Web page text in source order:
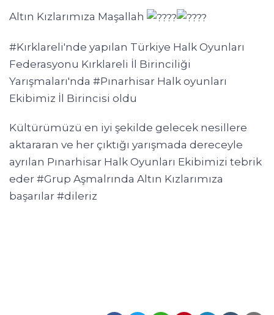
Altın Kızlarımıza Maşallah
#Kırklareli'nde yapılan Türkiye Halk Oyunları
Federasyonu Kırklareli İl Birinciliği
Yarışmaları'nda #Pınarhisar Halk oyunları
Ekibimiz İl Birincisi oldu
Kültürümüzü en iyi şekilde gelecek nesillere
aktararan ve her çıktığı yarışmada dereceyle
ayrılan Pınarhisar Halk Oyunları Ekibimizi tebrik
eder #Grup Aşmalrında Altın Kızlarımıza
başarılar #dileriz